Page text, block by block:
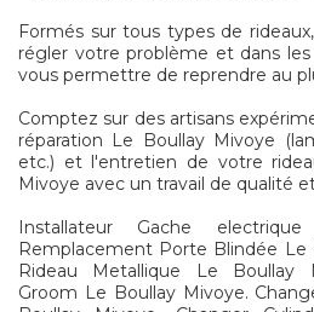
Formés sur tous types de
régler votre problème et dans
vous permettre de reprendre au
Comptez sur des artisans
réparation Le Boullay Mivoye
etc.) et l'entretien de votre
Mivoye avec un travail de qualité
Installateur Gache
Remplacement Porte Blindée Le
Rideau Metallique Le Boullay
Groom Le Boullay Mivoye.